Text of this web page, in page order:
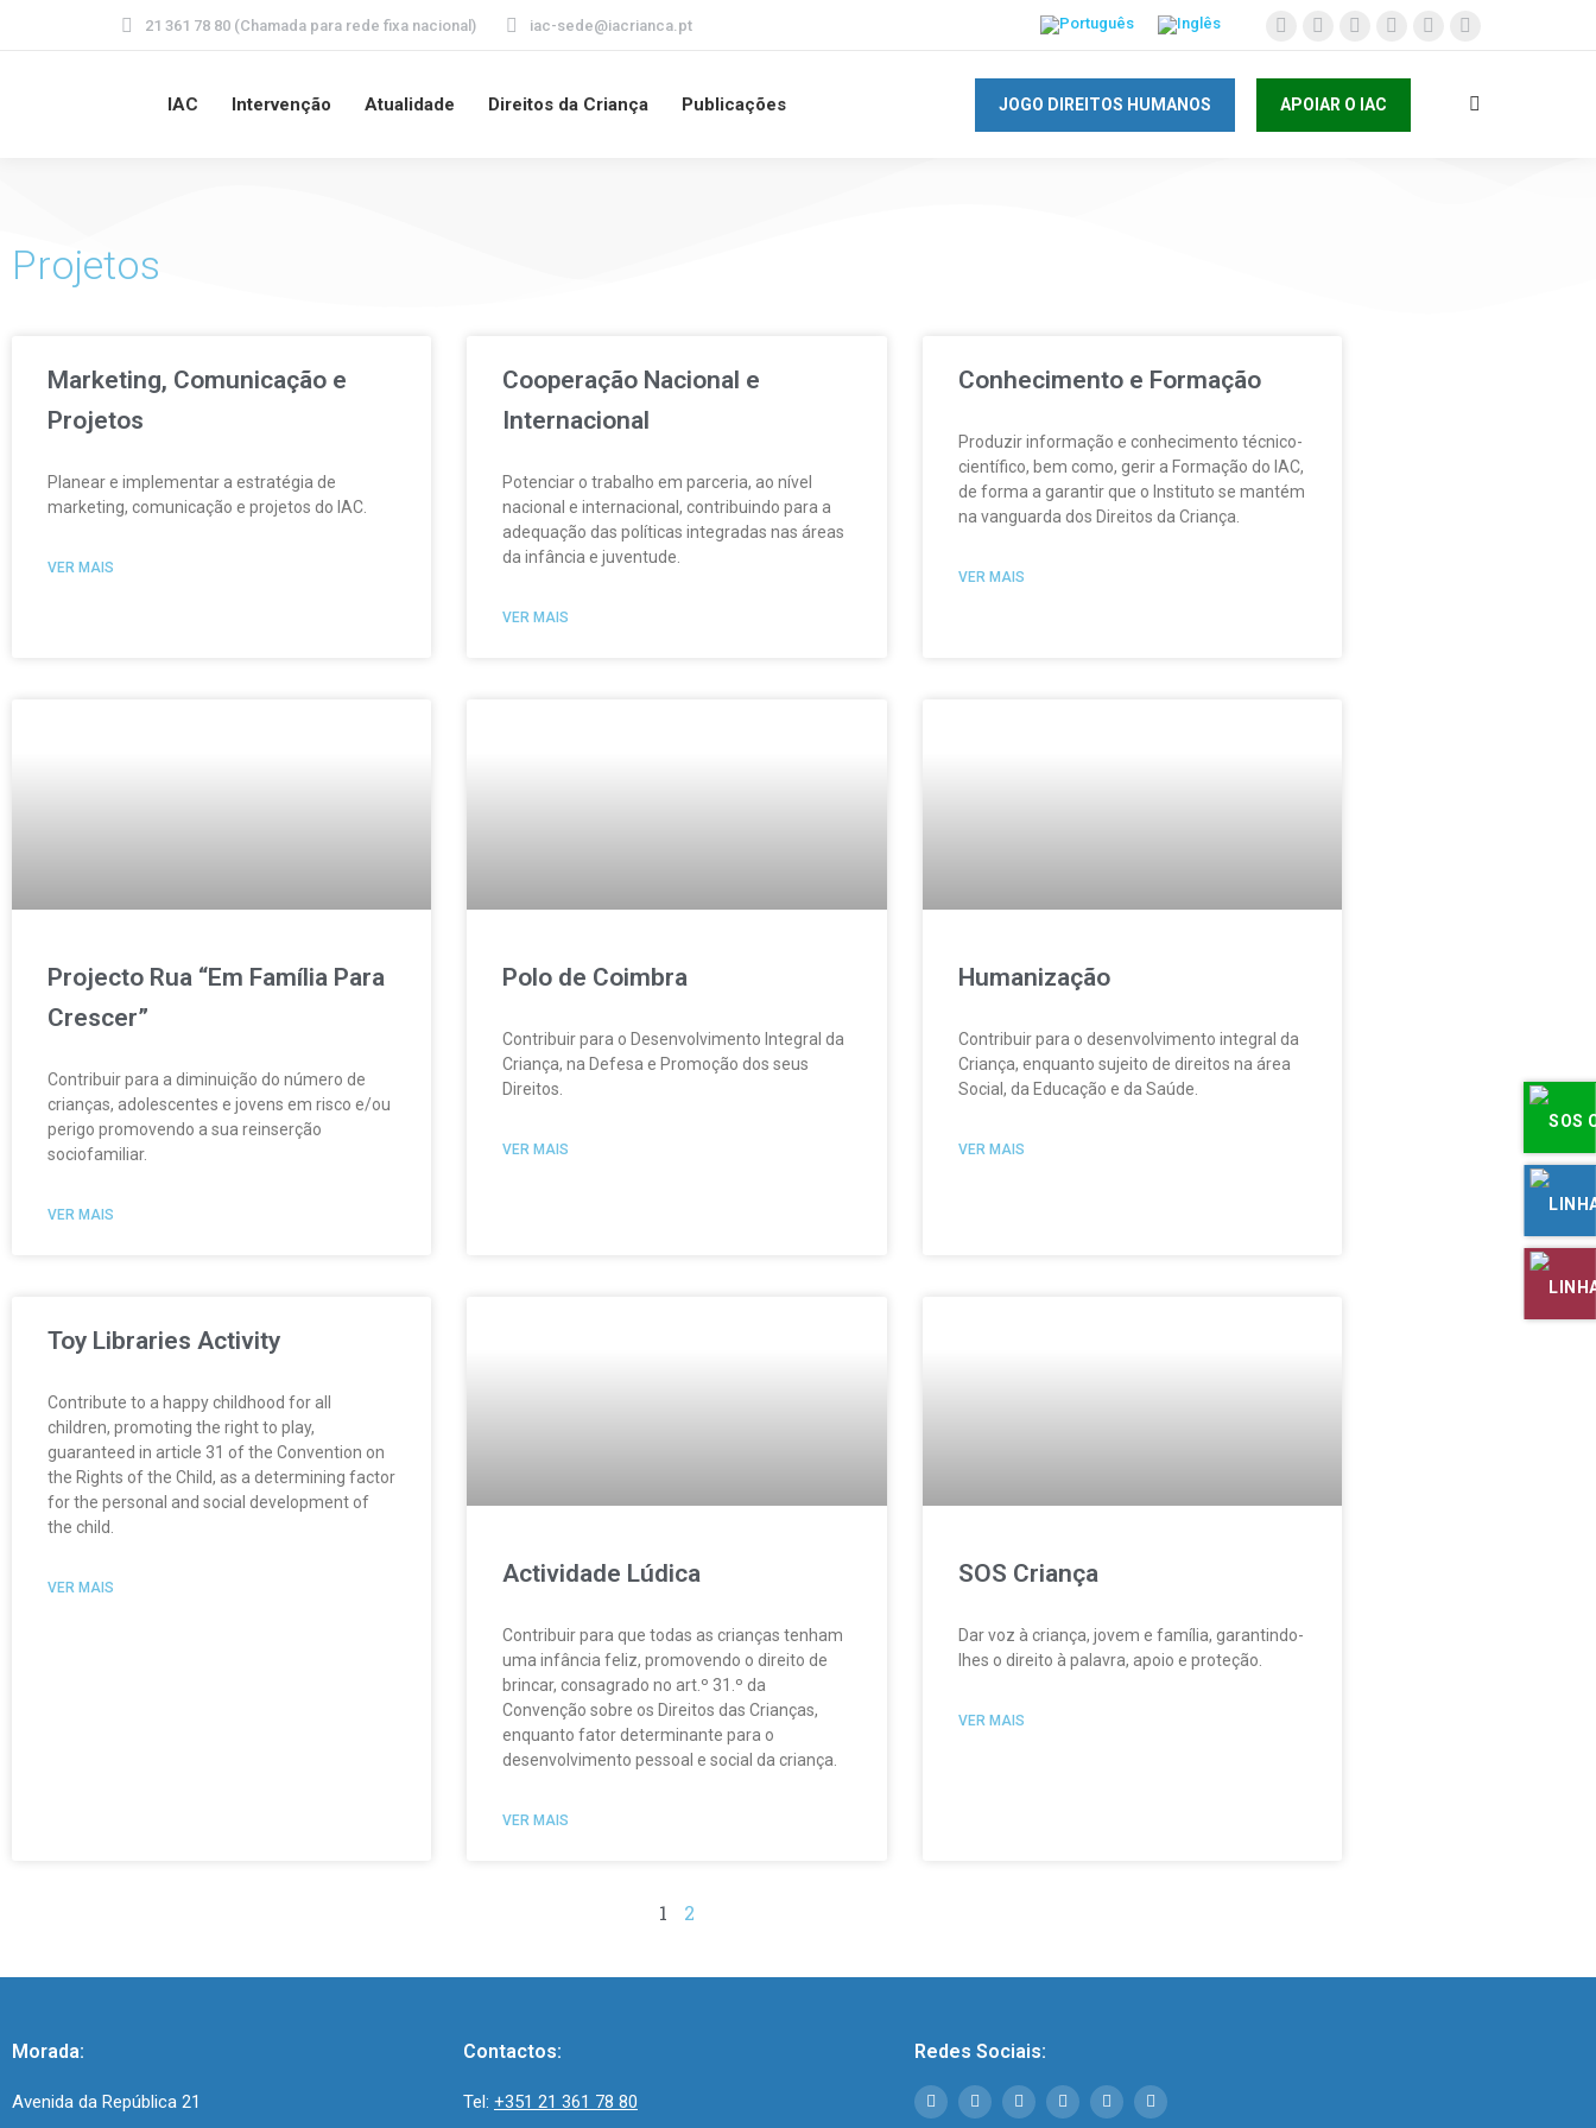
21 361 78 80 (Chamada para rede fixa nacional) iac-sede@iacrianca.pt
IAC Intervenção Atualidade Direitos da Criança Publicações JOGO DIREITOS HUMANOS APOIAR O IAC
Projetos
Marketing, Comunicação e
Projetos
Planear e implementar a estratégia de
marketing, comunicação e projetos do IAC.
VER MAIS
Cooperação Nacional e
Internacional
Potenciar o trabalho em parceria, ao nível
nacional e internacional, contribuindo para a
adequação das políticas integradas nas áreas
da infância e juventude.
VER MAIS
Conhecimento e Formação
Produzir informação e conhecimento técnico-
científico, bem como, gerir a Formação do IAC,
de forma a garantir que o Instituto se mantém
na vanguarda dos Direitos da Criança.
VER MAIS
Projecto Rua “Em Família Para
Crescer”
Contribuir para a diminuição do número de
crianças, adolescentes e jovens em risco e/ou
perigo promovendo a sua reinserção
sociofamiliar.
VER MAIS
Polo de Coimbra
Contribuir para o Desenvolvimento Integral da
Criança, na Defesa e Promoção dos seus
Direitos.
VER MAIS
Humanização
Contribuir para o desenvolvimento integral da
Criança, enquanto sujeito de direitos na área
Social, da Educação e da Saúde.
VER MAIS
Toy Libraries Activity
Contribute to a happy childhood for all
children, promoting the right to play,
guaranteed in article 31 of the Convention on
the Rights of the Child, as a determining factor
for the personal and social development of
the child.
VER MAIS Actividade Lúdica
Contribuir para que todas as crianças tenham
uma infância feliz, promovendo o direito de
brincar, consagrado no art.º 31.º da
Convenção sobre os Direitos das Crianças,
enquanto fator determinante para o
desenvolvimento pessoal e social da criança.
VER MAIS
SOS Criança
Dar voz à criança, jovem e família, garantindo-
lhes o direito à palavra, apoio e proteção.
VER MAIS
1 2
Morada:
Avenida da República 21
Contactos:
Tel: +351 21 361 78 80
Redes Sociais: